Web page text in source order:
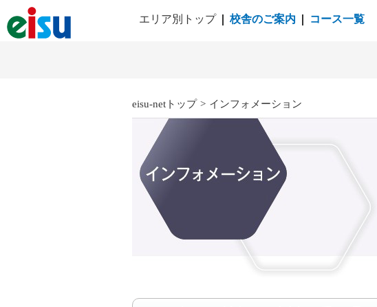
エリア別トップ 校舎のご案内 コース一覧
eisu-netトップ > インフォメーション